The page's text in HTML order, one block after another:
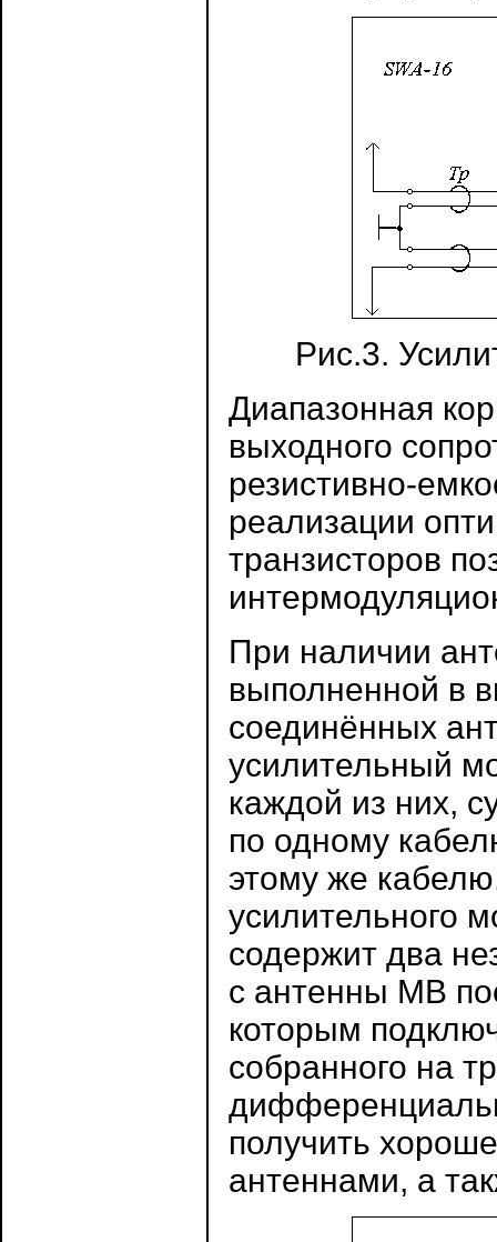
Рис.3.
Диапазонная
выходного
резистивно-
реализации
транзисторов
При наличии
выполненной в
соединённых
усилительный
каждой из них,
по одному
этому же
усилительного
содержит два
с антенны МВ
которым
собранного на
получить
антеннами, а